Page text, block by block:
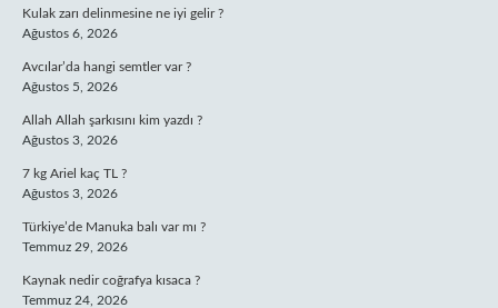
Kulak zarı delinmesine ne iyi gelir ?
Ağustos 6, 2026
Avcılar’da hangi semtler var ?
Ağustos 5, 2026
Allah Allah şarkısını kim yazdı ?
Ağustos 3, 2026
7 kg Ariel kaç TL ?
Ağustos 3, 2026
Türkiye’de Manuka balı var mı ?
Temmuz 29, 2026
Kaynak nedir coğrafya kısaca ?
Temmuz 24, 2026